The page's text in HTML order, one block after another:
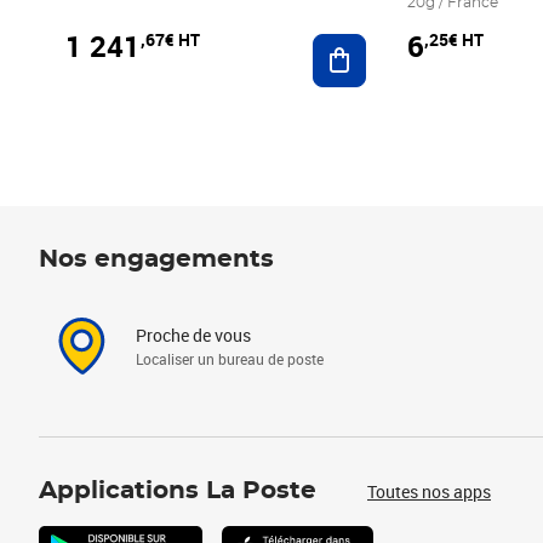
1 241 ,67€ HT Ajouter au panier
6,25€ HT
Nos engagements
Proche de vous
Localiser un bureau de poste
Applications La Poste Toutes nos apps